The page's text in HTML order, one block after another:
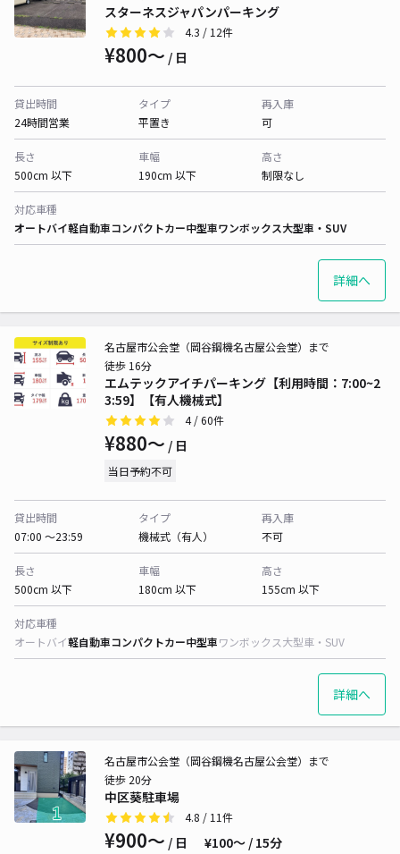
スターネスジャパンパーキング
4.3 / 12件
¥800〜 / 日
貸出時間
24時間営業
タイプ
平置き
再入庫
可
長さ
500cm 以下
車幅
190cm 以下
高さ
制限なし
対応車種
オートバイ軽自動車コンパクトカー中型車ワンボックス大型車・SUV
詳細へ
エムテックアイチパーキング【利用時間：7:00~2
3:59】【有人機械式】
名古屋市公会堂（岡谷鋼機名古屋公会堂）まで
徒歩 16分
4/ 60件
¥880〜 / 日
当日予約不可
貸出時間
07:00 〜23:59
タイプ
機械式（有人）
再入庫
不可
長さ
500cm 以下
車幅
180cm 以下
高さ
155cm 以下
対応車種
オートバイ軽自動車コンパクトカー中型車ワンボックス大型車・SUV
詳細へ
中区葵駐車場
名古屋市公会堂（岡谷鋼機名古屋公会堂）まで
徒歩 20分
4.8 / 11件
¥900〜 / 日 ¥100〜 / 15分